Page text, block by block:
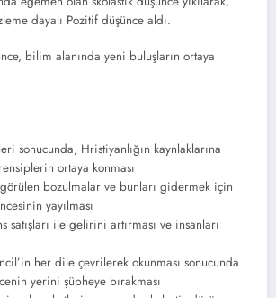
dayalı Pozitif düşünce aldı.
bilim alanında yeni buluşların ortaya
sonucunda, Hristiyanlığın kaynlaklarına
ortaya konması
bozulmalar ve bunları gidermek için
yayılması
satışları ile gelirini artırması ve insanları
her dile çevrilerek okunması sonucunda
yerini şüpheye bırakması